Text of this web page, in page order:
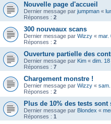
Nouvelle page d'accueil
Dernier message par jumpman «
Réponses : 2
300 nouveaux scans
Dernier message par Wizzy « mar.
Réponses : 2
Ouverture partielle des
Dernier message par Kim « dim.
Réponses : 7
Chargement monstre !
Dernier message par Wizzy «
Réponses : 2
Plus de 10% des tests sont
Dernier message par Blondex «
Réponses : 1